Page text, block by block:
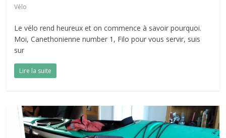
Vélo
Le vélo rend heureux et on commence à savoir pourquoi.
Moi, Canethonienne number 1, Filo pour vous servir, suis
sur
Lire la suite